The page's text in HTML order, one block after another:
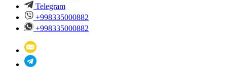
Telegram
+998335000882
+998335000882